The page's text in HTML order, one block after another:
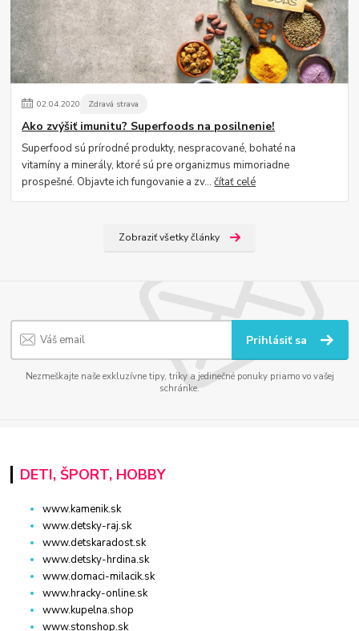
02.04.2020 Zdravá strava
Ako zvýšiť imunitu? Superfoods na posilnenie!
Superfood sú prírodné produkty, nespracované, bohaté na
vitamíny a minerály, ktoré sú pre organizmus mimoriadne
prospešné. Objavte ich fungovanie a zv...čítať celé
Zobraziť všetky články
Prihlásiť sa
Nezmeškajte naše exkluzívne tipy, triky a jedinečné ponuky priamo vo vašej
schránke.
DETI, ŠPORT, HOBBY
www.kamenik.sk
www.detsky-raj.sk
www.detskaradost.sk
www.detsky-hrdina.sk
www.domaci-milacik.sk
www.hracky-online.sk
www.kupelna.shop
www.stonshop.sk